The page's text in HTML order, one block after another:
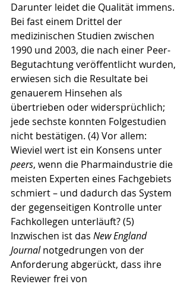
Darunter leidet die Qualität immens.
Bei fast einem Drittel der
medizinischen Studien zwischen
1990 und 2003, die nach einer Peer-
Begutachtung veröffentlicht wurden,
erwiesen sich die Resultate bei
genauerem Hinsehen als
übertrieben oder widersprüchlich;
jede sechste konnten Folgestudien
nicht bestätigen. (4) Vor allem:
Wieviel wert ist ein Konsens unter
peers, wenn die Pharmaindustrie die
meisten Experten eines Fachgebiets
schmiert – und dadurch das System
der gegenseitigen Kontrolle unter
Fachkollegen unterläuft? (5)
Inzwischen ist das New England
Journal notgedrungen von der
Anforderung abgerückt, dass ihre
Reviewer frei von